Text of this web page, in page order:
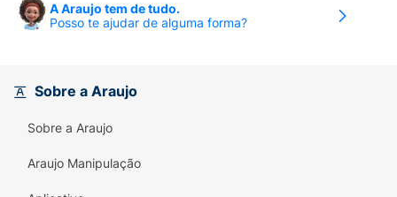
A Araujo tem de tudo.
Posso te ajudar de alguma forma?
Sobre a Araujo
Sobre a Araujo
Araujo Manipulação